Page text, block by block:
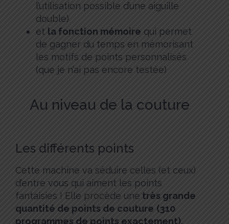
l’utilisation possible d’une aiguille
double)
et la fonction mémoire qui permet
de gagner du temps en mémorisant
les motifs de points personnalisés
(que je n’ai pas encore testée)
Au niveau de la couture
Les différents points
Cette machine va séduire celles (et ceux)
d’entre vous qui aiment les points
fantaisies ! Elle procède une très grande
quantité de points de couture (310
programmes de points exactement).